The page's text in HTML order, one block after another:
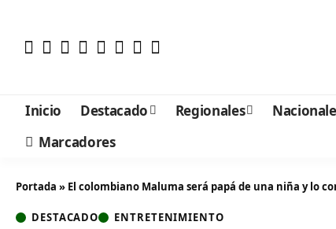
Inicio Destacado Regionales
Marcadores
Portada » El colombiano Maluma será papá de una niña y lo
DESTACADO ENTRETENIMIENTO